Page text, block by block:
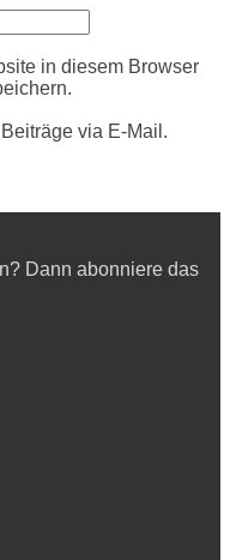
in diesem Browser
via E-Mail.
Dann abonniere das